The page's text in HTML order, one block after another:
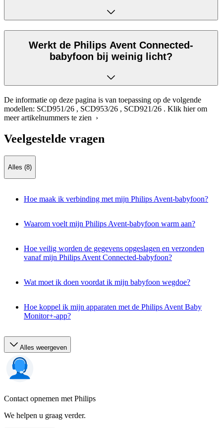
Werkt de Philips Avent Connected-
babyfoon bij weinig licht?
De informatie op deze pagina is van toepassing op de volgende
modellen: SCD951/26 , SCD953/26 , SCD921/26 . Klik hier om
meer artikelnummers te zien ›
Veelgestelde vragen
Alles (8)
Hoe maak ik verbinding met mijn Philips Avent-babyfoon?
Waarom voelt mijn Philips Avent-babyfoon warm aan?
Hoe veilig worden de gegevens opgeslagen en verzonden
vanaf mijn Philips Avent Connected-babyfoon?
Wat moet ik doen voordat ik mijn babyfoon wegdoe?
Hoe koppel ik mijn apparaten met de Philips Avent Baby
Monitor+-app?
Alles weergeven
Contact opnemen met Philips
We helpen u graag verder.